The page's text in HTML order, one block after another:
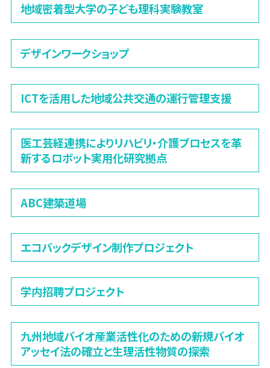
地域密着型大学の子ども理科実験教室
デザインワークショップ
ICTを活用した地域公共交通の運行管理支援
医工芸経連携によりリハビリ・介護プロセスを革
新するロボット実用化研究拠点
ABC建築道場
エコバックデザイン制作プロジェクト
学内招聘プロジェクト
九州地域バイオ産業活性化のための新規バイオ
アッセイ法の確立と生理活性物質の探索